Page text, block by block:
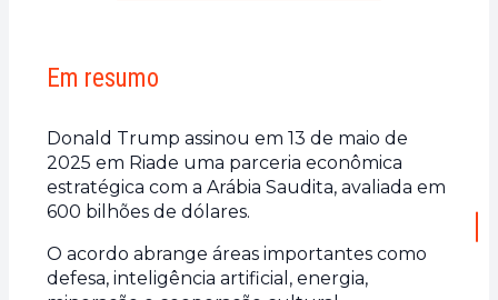
Em resumo
Donald Trump assinou em 13 de maio de
2025 em Riade uma parceria econômica
estratégica com a Arábia Saudita, avaliada em
600 bilhões de dólares.
O acordo abrange áreas importantes como
defesa, inteligência artificial, energia,